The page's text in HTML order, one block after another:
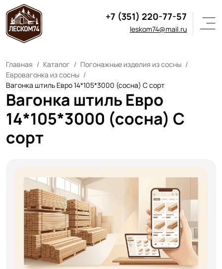
+7 (351) 220-77-57
leskom74@mail.ru
Главная Каталог
Погонажные изделия из сосны
Евровагонка из сосны
Вагонка штиль Евро 14*105*3000 (сосна) С сорт
Вагонка штиль Евро
14*105*3000 (сосна) С
сорт